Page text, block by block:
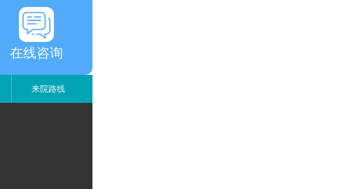
在线咨询
来院路线